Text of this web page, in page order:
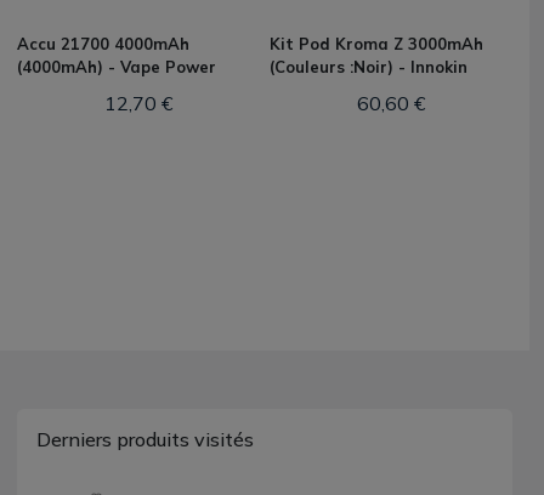
Accu 21700 4000mAh
(4000mAh) - Vape Power
12,70 €
Kit Pod Kroma Z 3000mAh
(Couleurs :Noir) - Innokin
60,60 €
Derniers produits visités